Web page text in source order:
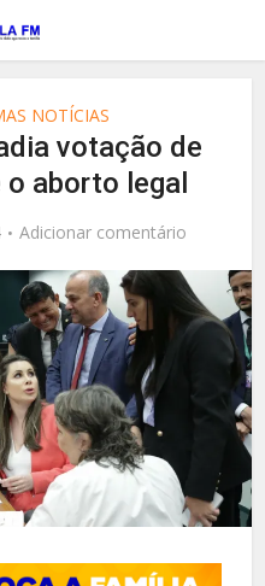
NOTÍCIAS
votação de
o aborto legal
Adicionar comentário